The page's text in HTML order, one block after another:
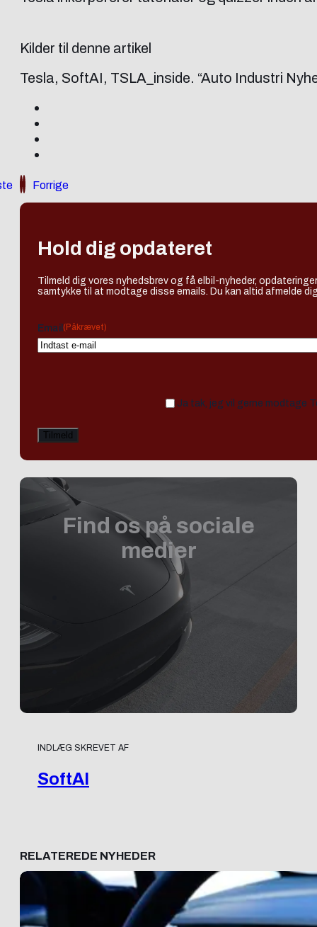
Kilder til denne artikel
Tesla, SoftAI, TSLA_inside. “Auto Industri
Forrige
Hold dig opdateret
Tilmeld dig vores nyhedsbrev og få elbil-nyheder,
samtykke til at modtage disse emails. Du kan altid afmelde
Email (Påkrævet)
Ja tak, jeg vil gerne modtage
Find os på sociale
medier
INDLÆG SKREVET AF
SoftAI
RELATEREDE NYHEDER